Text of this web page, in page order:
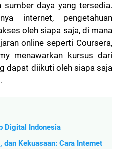
sumber daya yang tersedia.
internet, pengetahuan
oleh siapa saja, di mana
online seperti Coursera,
menawarkan kursus dari
dapat diikuti oleh siapa saja
Digital Indonesia
dan Kekuasaan: Cara Internet